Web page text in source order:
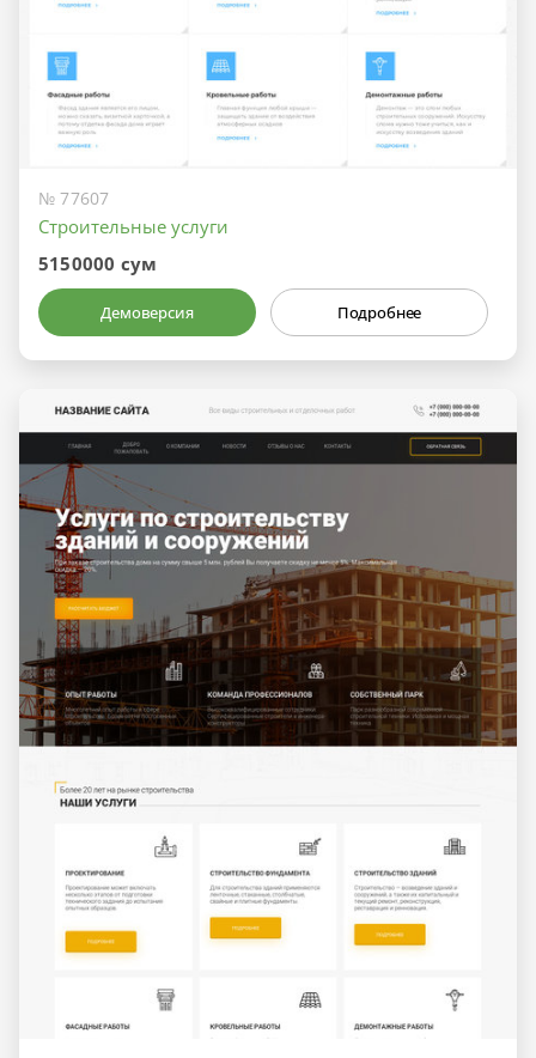
№ 77607
Строительные услуги
5150000 сум
Демоверсия Подробнее